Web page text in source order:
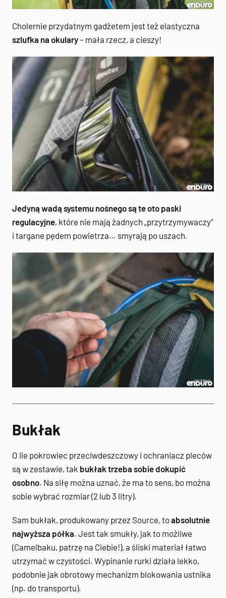
Cholernie przydatnym gadżetem jest też elastyczna
szlufka na okulary– mała rzecz, a cieszy!
Jedyną wadą systemu nośnego są te oto paski
regulacyjne, które nie mają żadnych „przytrzymywaczy”
i targane pędem powietrza… smyrają po uszach.
Bukłak
O ile pokrowiec przeciwdeszczowy i ochraniacz pleców
są w zestawie, tak bukłak trzeba sobie dokupić
osobno. Na siłę można uznać, że ma to sens, bo można
sobie wybrać rozmiar (2 lub 3 litry).
Sam bukłak, produkowany przez Source, toabsolutnie
najwyższa półka. Jest tak smukły, jak to możliwe
(Camelbaku, patrzę na Ciebie!), a śliski materiał łatwo
utrzymać w czystości. Wypinanie rurki działa lekko,
podobnie jak obrotowy mechanizm blokowania ustnika
(np. do transportu).